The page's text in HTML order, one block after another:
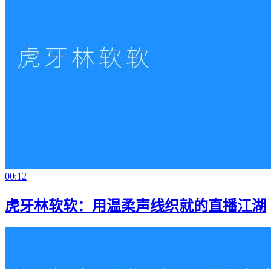
00:12
虎牙林软软：用温柔声线织就的直播江湖